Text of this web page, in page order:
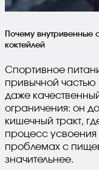
Почему
коктейлей
Спортивное
привычной
даже
ограничения: он
кишечный тракт,
процесс усвоения
проблемах с
значительнее.